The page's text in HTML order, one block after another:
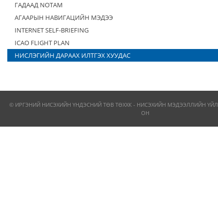
ГАДААД NOTAM
АГААРЫН НАВИГАЦИЙН МЭДЭЭ
INTERNET SELF-BRIEFING
ICAO FLIGHT PLAN
НИСЛЭГИЙН ДАРААХ ИЛТГЭХ ХУУДАС
© ИРГЭНИЙ НИСЭХИЙН ҮНДЭСНИЙ ТӨВ ТӨХХК - НИСЭХИЙН МЭДЭЭЛЛИЙН
ОН